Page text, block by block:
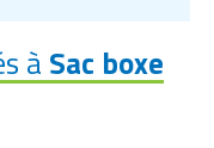
à Sac boxe